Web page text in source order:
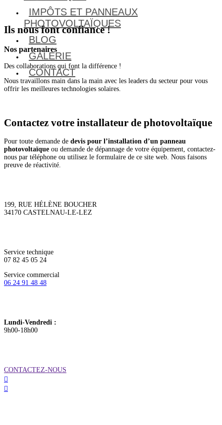
IMPÔTS ET PANNEAUX
PHOTOVOLTAÏQUES
BLOG
GALERIE
CONTACT
Ils nous font confiance !
Nos partenaires
Des collaborations qui font la différence !
Nous travaillons main dans la main avec les leaders du secteur pour vous
offrir les meilleures technologies solaires.
Contactez votre installateur de photovoltaïque
Pour toute demande de devis pour l’installation d’un panneau
photovoltaïque ou demande de dépannage de votre équipement, contactez-
nous par téléphone ou utilisez le formulaire de ce site web. Nous faisons
preuve de réactivité.
199, RUE HÉLÈNE BOUCHER
34170 CASTELNAU-LE-LEZ
Service technique
07 82 45 05 24
Service commercial
06 24 91 48 48
Lundi-Vendredi :
9h00-18h00
CONTACTEZ-NOUS

